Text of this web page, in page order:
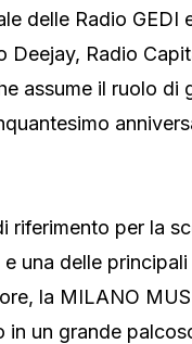
delle Radio GEDI
Deejay, Radio
assume il ruolo di
riferimento per la
e una delle
la MILANO
in un grande